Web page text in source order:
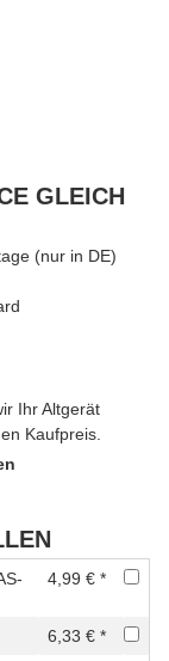
GLEICH
(nur in DE)
Ihr Altgerät
Kaufpreis.
4,99 € *
6,33 € *